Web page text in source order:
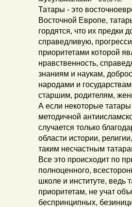
Татары - это
Восточной Европе,
гордятся, что их предки
справедливую,
приоритетами которой
нравственность,
знаниям и наукам,
народами и
старшим, родителям,
А если некоторые
методичной
случается только
области истории,
таким несчастным
Все это происходит по
полноценного,
школе и институте, ведь
приоритетам, не учат
беспринципных,